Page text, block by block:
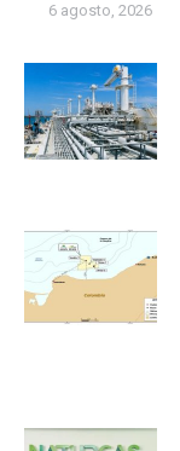
6 agosto, 2026